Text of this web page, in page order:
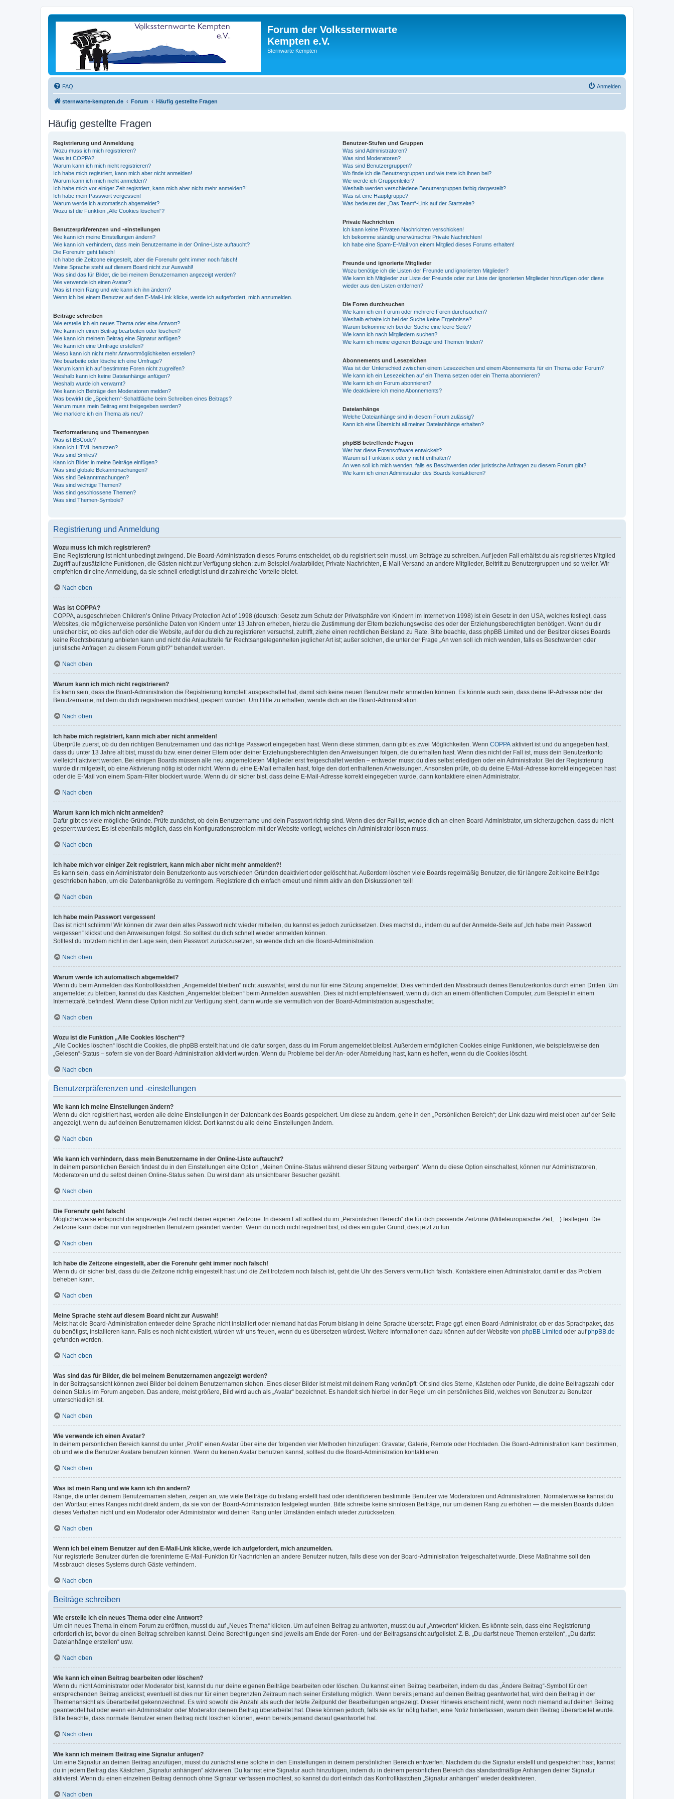
Forum der Volkssternwarte
Kempten e.V.
Sternwarte Kempten
FAQ Anmelden
sternwarte-kempten.de Forum Häufig gestellte Fragen
Häufig gestellte Fragen
Registrierung und Anmeldung
Wozu muss ich mich registrieren?
Was ist COPPA?
Warum kann ich mich nicht registrieren?
Ich habe mich registriert, kann mich aber nicht anmelden!
Warum kann ich mich nicht anmelden?
Ich habe mich vor einiger Zeit registriert, kann mich aber nicht mehr anmelden?!
Ich habe mein Passwort vergessen!
Warum werde ich automatisch abgemeldet?
Wozu ist die Funktion „Alle Cookies löschen“?
Benutzerpräferenzen und -einstellungen
Wie kann ich meine Einstellungen ändern?
Wie kann ich verhindern, dass mein Benutzername in der Online-Liste auftaucht?
Die Forenuhr geht falsch!
Ich habe die Zeitzone eingestellt, aber die Forenuhr geht immer noch falsch!
Meine Sprache steht auf diesem Board nicht zur Auswahl!
Was sind das für Bilder, die bei meinem Benutzernamen angezeigt werden?
Wie verwende ich einen Avatar?
Was ist mein Rang und wie kann ich ihn ändern?
Wenn ich bei einem Benutzer auf den E-Mail-Link klicke, werde ich aufgefordert, mich anzumelden.
Beiträge schreiben
Wie erstelle ich ein neues Thema oder eine Antwort?
Wie kann ich einen Beitrag bearbeiten oder löschen?
Wie kann ich meinem Beitrag eine Signatur anfügen?
Wie kann ich eine Umfrage erstellen?
Wieso kann ich nicht mehr Antwortmöglichkeiten erstellen?
Wie bearbeite oder lösche ich eine Umfrage?
Warum kann ich auf bestimmte Foren nicht zugreifen?
Weshalb kann ich keine Dateianhänge anfügen?
Weshalb wurde ich verwarnt?
Wie kann ich Beiträge den Moderatoren melden?
Was bewirkt die „Speichern“-Schaltfläche beim Schreiben eines Beitrags?
Warum muss mein Beitrag erst freigegeben werden?
Wie markiere ich ein Thema als neu?
Textformatierung und Thementypen
Was ist BBCode?
Kann ich HTML benutzen?
Was sind Smilies?
Kann ich Bilder in meine Beiträge einfügen?
Was sind globale Bekanntmachungen?
Was sind Bekanntmachungen?
Was sind wichtige Themen?
Was sind geschlossene Themen?
Was sind Themen-Symbole?
Benutzer-Stufen und Gruppen
Was sind Administratoren?
Was sind Moderatoren?
Was sind Benutzergruppen?
Wo finde ich die Benutzergruppen und wie trete ich ihnen bei?
Wie werde ich Gruppenleiter?
Weshalb werden verschiedene Benutzergruppen farbig dargestellt?
Was ist eine Hauptgruppe?
Was bedeutet der „Das Team“-Link auf der Startseite?
Private Nachrichten
Ich kann keine Privaten Nachrichten verschicken!
Ich bekomme ständig unerwünschte Private Nachrichten!
Ich habe eine Spam-E-Mail von einem Mitglied dieses Forums erhalten!
Freunde und ignorierte Mitglieder
Wozu benötige ich die Listen der Freunde und ignorierten Mitglieder?
Wie kann ich Mitglieder zur Liste der Freunde oder zur Liste der ignorierten Mitglieder hinzufügen oder diese
wieder aus den Listen entfernen?
Die Foren durchsuchen
Wie kann ich ein Forum oder mehrere Foren durchsuchen?
Weshalb erhalte ich bei der Suche keine Ergebnisse?
Warum bekomme ich bei der Suche eine leere Seite?
Wie kann ich nach Mitgliedern suchen?
Wie kann ich meine eigenen Beiträge und Themen finden?
Abonnements und Lesezeichen
Was ist der Unterschied zwischen einem Lesezeichen und einem Abonnements für ein Thema oder Forum?
Wie kann ich ein Lesezeichen auf ein Thema setzen oder ein Thema abonnieren?
Wie kann ich ein Forum abonnieren?
Wie deaktiviere ich meine Abonnements?
Dateianhänge
Welche Dateianhänge sind in diesem Forum zulässig?
Kann ich eine Übersicht all meiner Dateianhänge erhalten?
phpBB betreffende Fragen
Wer hat diese Forensoftware entwickelt?
Warum ist Funktion x oder y nicht enthalten?
An wen soll ich mich wenden, falls es Beschwerden oder juristische Anfragen zu diesem Forum gibt?
Wie kann ich einen Administrator des Boards kontaktieren?
Registrierung und Anmeldung
Wozu muss ich mich registrieren?
Eine Registrierung ist nicht unbedingt zwingend. Die Board-Administration dieses Forums entscheidet, ob du registriert sein musst, um Beiträge zu schreiben. Auf jeden Fall erhältst du als registriertes Mitglied
Zugriff auf zusätzliche Funktionen, die Gästen nicht zur Verfügung stehen: zum Beispiel Avatarbilder, Private Nachrichten, E-Mail-Versand an andere Mitglieder, Beitritt zu Benutzergruppen und so weiter. Wir
empfehlen dir eine Anmeldung, da sie schnell erledigt ist und dir zahlreiche Vorteile bietet.
Nach oben
Was ist COPPA?
COPPA, ausgeschrieben Children’s Online Privacy Protection Act of 1998 (deutsch: Gesetz zum Schutz der Privatsphäre von Kindern im Internet von 1998) ist ein Gesetz in den USA, welches festlegt, dass
Websites, die möglicherweise persönliche Daten von Kindern unter 13 Jahren erheben, hierzu die Zustimmung der Eltern beziehungsweise des oder der Erziehungsberechtigten benötigen. Wenn du dir
unsicher bist, ob dies auf dich oder die Website, auf der du dich zu registrieren versuchst, zutrifft, ziehe einen rechtlichen Beistand zu Rate. Bitte beachte, dass phpBB Limited und der Besitzer dieses Boards
keine Rechtsberatung anbieten kann und nicht die Anlaufstelle für Rechtsangelegenheiten jeglicher Art ist; außer solchen, die unter der Frage „An wen soll ich mich wenden, falls es Beschwerden oder
juristische Anfragen zu diesem Forum gibt?“ behandelt werden.
Nach oben
Warum kann ich mich nicht registrieren?
Es kann sein, dass die Board-Administration die Registrierung komplett ausgeschaltet hat, damit sich keine neuen Benutzer mehr anmelden können. Es könnte auch sein, dass deine IP-Adresse oder der
Benutzername, mit dem du dich registrieren möchtest, gesperrt wurden. Um Hilfe zu erhalten, wende dich an die Board-Administration.
Nach oben
Ich habe mich registriert, kann mich aber nicht anmelden!
Überprüfe zuerst, ob du den richtigen Benutzernamen und das richtige Passwort eingegeben hast. Wenn diese stimmen, dann gibt es zwei Möglichkeiten. Wenn COPPA aktiviert ist und du angegeben hast,
dass du unter 13 Jahre alt bist, musst du bzw. einer deiner Eltern oder deiner Erziehungsberechtigten den Anweisungen folgen, die du erhalten hast. Wenn dies nicht der Fall ist, muss dein Benutzerkonto
vielleicht aktiviert werden. Bei einigen Boards müssen alle neu angemeldeten Mitglieder erst freigeschaltet werden – entweder musst du dies selbst erledigen oder ein Administrator. Bei der Registrierung
wurde dir mitgeteilt, ob eine Aktivierung nötig ist oder nicht. Wenn du eine E-Mail erhalten hast, folge den dort enthaltenen Anweisungen. Ansonsten prüfe, ob du deine E-Mail-Adresse korrekt eingegeben hast
oder die E-Mail von einem Spam-Filter blockiert wurde. Wenn du dir sicher bist, dass deine E-Mail-Adresse korrekt eingegeben wurde, dann kontaktiere einen Administrator.
Nach oben
Warum kann ich mich nicht anmelden?
Dafür gibt es viele mögliche Gründe. Prüfe zunächst, ob dein Benutzername und dein Passwort richtig sind. Wenn dies der Fall ist, wende dich an einen Board-Administrator, um sicherzugehen, dass du nicht
gesperrt wurdest. Es ist ebenfalls möglich, dass ein Konfigurationsproblem mit der Website vorliegt, welches ein Administrator lösen muss.
Nach oben
Ich habe mich vor einiger Zeit registriert, kann mich aber nicht mehr anmelden?!
Es kann sein, dass ein Administrator dein Benutzerkonto aus verschieden Gründen deaktiviert oder gelöscht hat. Außerdem löschen viele Boards regelmäßig Benutzer, die für längere Zeit keine Beiträge
geschrieben haben, um die Datenbankgröße zu verringern. Registriere dich einfach erneut und nimm aktiv an den Diskussionen teil!
Nach oben
Ich habe mein Passwort vergessen!
Das ist nicht schlimm! Wir können dir zwar dein altes Passwort nicht wieder mitteilen, du kannst es jedoch zurücksetzen. Dies machst du, indem du auf der Anmelde-Seite auf „Ich habe mein Passwort
vergessen“ klickst und den Anweisungen folgst. So solltest du dich schnell wieder anmelden können.
Solltest du trotzdem nicht in der Lage sein, dein Passwort zurückzusetzen, so wende dich an die Board-Administration.
Nach oben
Warum werde ich automatisch abgemeldet?
Wenn du beim Anmelden das Kontrollkästchen „Angemeldet bleiben“ nicht auswählst, wirst du nur für eine Sitzung angemeldet. Dies verhindert den Missbrauch deines Benutzerkontos durch einen Dritten. Um
angemeldet zu bleiben, kannst du das Kästchen „Angemeldet bleiben“ beim Anmelden auswählen. Dies ist nicht empfehlenswert, wenn du dich an einem öffentlichen Computer, zum Beispiel in einem
Internetcafé, befindest. Wenn diese Option nicht zur Verfügung steht, dann wurde sie vermutlich von der Board-Administration ausgeschaltet.
Nach oben
Wozu ist die Funktion „Alle Cookies löschen“?
„Alle Cookies löschen“ löscht die Cookies, die phpBB erstellt hat und die dafür sorgen, dass du im Forum angemeldet bleibst. Außerdem ermöglichen Cookies einige Funktionen, wie beispielsweise den
„Gelesen“-Status – sofern sie von der Board-Administration aktiviert wurden. Wenn du Probleme bei der An- oder Abmeldung hast, kann es helfen, wenn du die Cookies löscht.
Nach oben
Benutzerpräferenzen und -einstellungen
Wie kann ich meine Einstellungen ändern?
Wenn du dich registriert hast, werden alle deine Einstellungen in der Datenbank des Boards gespeichert. Um diese zu ändern, gehe in den „Persönlichen Bereich“; der Link dazu wird meist oben auf der Seite
angezeigt, wenn du auf deinen Benutzernamen klickst. Dort kannst du alle deine Einstellungen ändern.
Nach oben
Wie kann ich verhindern, dass mein Benutzername in der Online-Liste auftaucht?
In deinem persönlichen Bereich findest du in den Einstellungen eine Option „Meinen Online-Status während dieser Sitzung verbergen“. Wenn du diese Option einschaltest, können nur Administratoren,
Moderatoren und du selbst deinen Online-Status sehen. Du wirst dann als unsichtbarer Besucher gezählt.
Nach oben
Die Forenuhr geht falsch!
Möglicherweise entspricht die angezeigte Zeit nicht deiner eigenen Zeitzone. In diesem Fall solltest du im „Persönlichen Bereich“ die für dich passende Zeitzone (Mitteleuropäische Zeit, ...) festlegen. Die
Zeitzone kann dabei nur von registrierten Benutzern geändert werden. Wenn du noch nicht registriert bist, ist dies ein guter Grund, dies jetzt zu tun.
Nach oben
Ich habe die Zeitzone eingestellt, aber die Forenuhr geht immer noch falsch!
Wenn du dir sicher bist, dass du die Zeitzone richtig eingestellt hast und die Zeit trotzdem noch falsch ist, geht die Uhr des Servers vermutlich falsch. Kontaktiere einen Administrator, damit er das Problem
beheben kann.
Nach oben
Meine Sprache steht auf diesem Board nicht zur Auswahl!
Meist hat die Board-Administration entweder deine Sprache nicht installiert oder niemand hat das Forum bislang in deine Sprache übersetzt. Frage ggf. einen Board-Administrator, ob er das Sprachpaket, das
du benötigst, installieren kann. Falls es noch nicht existiert, würden wir uns freuen, wenn du es übersetzen würdest. Weitere Informationen dazu können auf der Website von phpBB Limited oder aufphpBB.de
gefunden werden.
Nach oben
Was sind das für Bilder, die bei meinem Benutzernamen angezeigt werden?
In der Beitragsansicht können zwei Bilder bei deinem Benutzernamen stehen. Eines dieser Bilder ist meist mit deinem Rang verknüpft: Oft sind dies Sterne, Kästchen oder Punkte, die deine Beitragszahl oder
deinen Status im Forum angeben. Das andere, meist größere, Bild wird auch als „Avatar“ bezeichnet. Es handelt sich hierbei in der Regel um ein persönliches Bild, welches von Benutzer zu Benutzer
unterschiedlich ist.
Nach oben
Wie verwende ich einen Avatar?
In deinem persönlichen Bereich kannst du unter „Profil“ einen Avatar über eine der folgenden vier Methoden hinzufügen: Gravatar, Galerie, Remote oder Hochladen. Die Board-Administration kann bestimmen,
ob und wie die Benutzer Avatare benutzen können. Wenn du keinen Avatar benutzen kannst, solltest du die Board-Administration kontaktieren.
Nach oben
Was ist mein Rang und wie kann ich ihn ändern?
Ränge, die unter deinem Benutzernamen stehen, zeigen an, wie viele Beiträge du bislang erstellt hast oder identifizieren bestimmte Benutzer wie Moderatoren und Administratoren. Normalerweise kannst du
den Wortlaut eines Ranges nicht direkt ändern, da sie von der Board-Administration festgelegt wurden. Bitte schreibe keine sinnlosen Beiträge, nur um deinen Rang zu erhöhen — die meisten Boards dulden
dieses Verhalten nicht und ein Moderator oder Administrator wird deinen Rang unter Umständen einfach wieder zurücksetzen.
Nach oben
Wenn ich bei einem Benutzer auf den E-Mail-Link klicke, werde ich aufgefordert, mich anzumelden.
Nur registrierte Benutzer dürfen die foreninterne E-Mail-Funktion für Nachrichten an andere Benutzer nutzen, falls diese von der Board-Administration freigeschaltet wurde. Diese Maßnahme soll den
Missbrauch dieses Systems durch Gäste verhindern.
Nach oben
Beiträge schreiben
Wie erstelle ich ein neues Thema oder eine Antwort?
Um ein neues Thema in einem Forum zu eröffnen, musst du auf „Neues Thema“ klicken. Um auf einen Beitrag zu antworten, musst du auf „Antworten“ klicken. Es könnte sein, dass eine Registrierung
erforderlich ist, bevor du einen Beitrag schreiben kannst. Deine Berechtigungen sind jeweils am Ende der Foren- und der Beitragsansicht aufgelistet. Z. B. „Du darfst neue Themen erstellen“, „Du darfst
Dateianhänge erstellen“ usw.
Nach oben
Wie kann ich einen Beitrag bearbeiten oder löschen?
Wenn du nicht Administrator oder Moderator bist, kannst du nur deine eigenen Beiträge bearbeiten oder löschen. Du kannst einen Beitrag bearbeiten, indem du das „Ändere Beitrag“-Symbol für den
entsprechenden Beitrag anklickst; eventuell ist dies nur für einen begrenzten Zeitraum nach seiner Erstellung möglich. Wenn bereits jemand auf deinen Beitrag geantwortet hat, wird dein Beitrag in der
Themenansicht als überarbeitet gekennzeichnet. Es wird sowohl die Anzahl als auch der letzte Zeitpunkt der Bearbeitungen angezeigt. Dieser Hinweis erscheint nicht, wenn noch niemand auf deinen Beitrag
geantwortet hat oder wenn ein Administrator oder Moderator deinen Beitrag überarbeitet hat. Diese können jedoch, falls sie es für nötig halten, eine Notiz hinterlassen, warum dein Beitrag überarbeitet wurde.
Bitte beachte, dass normale Benutzer einen Beitrag nicht löschen können, wenn bereits jemand darauf geantwortet hat.
Nach oben
Wie kann ich meinem Beitrag eine Signatur anfügen?
Um eine Signatur an deinen Beitrag anzufügen, musst du zunächst eine solche in den Einstellungen in deinem persönlichen Bereich entwerfen. Nachdem du die Signatur erstellt und gespeichert hast, kannst
du in jedem Beitrag das Kästchen „Signatur anhängen“ aktivieren. Du kannst eine Signatur auch hinzufügen, indem du in deinem persönlichen Bereich das standardmäßige Anhängen deiner Signatur
aktivierst. Wenn du einen einzelnen Beitrag dennoch ohne Signatur verfassen möchtest, so kannst du dort einfach das Kontrollkästchen „Signatur anhängen“ wieder deaktivieren.
Nach oben